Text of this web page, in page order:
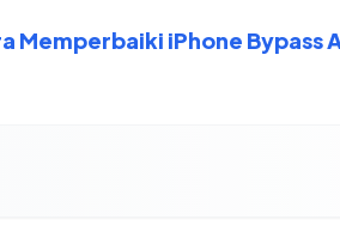
Memperbaiki iPhone Bypass